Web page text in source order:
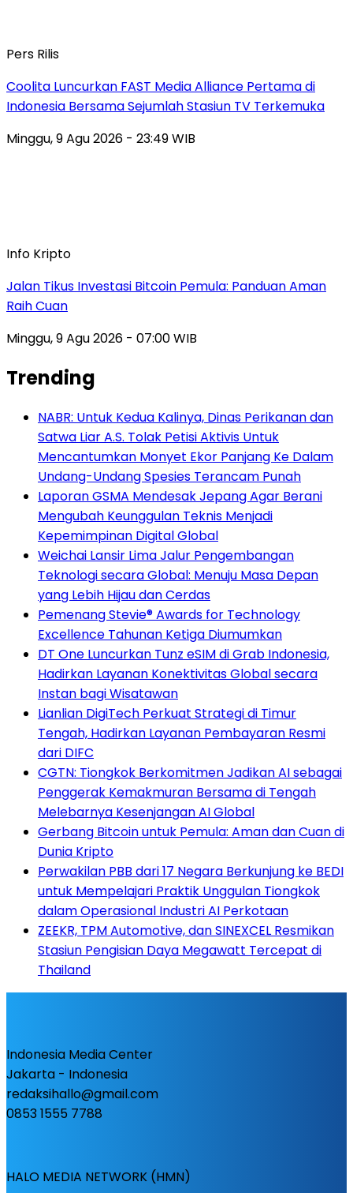
Pers Rilis
Coolita Luncurkan FAST Media Alliance Pertama di
Indonesia Bersama Sejumlah Stasiun TV Terkemuka
Minggu, 9 Agu 2026 - 23:49 WIB
Info Kripto
Jalan Tikus Investasi Bitcoin Pemula: Panduan Aman
Raih Cuan
Minggu, 9 Agu 2026 - 07:00 WIB
Trending
NABR: Untuk Kedua Kalinya, Dinas Perikanan dan
Satwa Liar A.S. Tolak Petisi Aktivis Untuk
Mencantumkan Monyet Ekor Panjang Ke Dalam
Undang-Undang Spesies Terancam Punah
Laporan GSMA Mendesak Jepang Agar Berani
Mengubah Keunggulan Teknis Menjadi
Kepemimpinan Digital Global
Weichai Lansir Lima Jalur Pengembangan
Teknologi secara Global: Menuju Masa Depan
yang Lebih Hijau dan Cerdas
Pemenang Stevie® Awards for Technology
Excellence Tahunan Ketiga Diumumkan
DT One Luncurkan Tunz eSIM di Grab Indonesia,
Hadirkan Layanan Konektivitas Global secara
Instan bagi Wisatawan
Lianlian DigiTech Perkuat Strategi di Timur
Tengah, Hadirkan Layanan Pembayaran Resmi
dari DIFC
CGTN: Tiongkok Berkomitmen Jadikan AI sebagai
Penggerak Kemakmuran Bersama di Tengah
Melebarnya Kesenjangan AI Global
Gerbang Bitcoin untuk Pemula: Aman dan Cuan di
Dunia Kripto
Perwakilan PBB dari 17 Negara Berkunjung ke BEDI
untuk Mempelajari Praktik Unggulan Tiongkok
dalam Operasional Industri AI Perkotaan
ZEEKR, TPM Automotive, dan SINEXCEL Resmikan
Stasiun Pengisian Daya Megawatt Tercepat di
Thailand
Indonesia Media Center
Jakarta - Indonesia
redaksihallo@gmail.com
0853 1555 7788
HALO MEDIA NETWORK (HMN)